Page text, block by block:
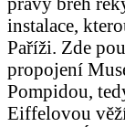
instalace,
Paříži. Zde
propojení
Pompidou,
Eiffelovou